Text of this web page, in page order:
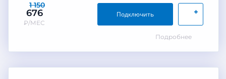
1 150
676
₽/МЕС
+
Подключить
Подробнее